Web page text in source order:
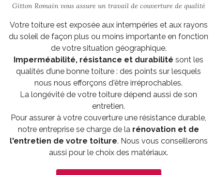
Gitton Romain vous assure un travail de couverture de qualité
Votre toiture est exposée aux intempéries et aux rayons
du soleil de façon plus ou moins importante en fonction
de votre situation géographique.
Imperméabilité, résistance et durabilité sont les
qualités d’une bonne toiture : des points sur lesquels
nous nous efforçons d'être irréprochables.
La longévité de votre toiture dépend aussi de son
entretien.
Pour assurer à votre couverture une résistance durable,
notre entreprise se charge de la rénovation et de
l'entretien de votre toiture. Nous vous conseillerons
aussi pour le choix des matériaux.